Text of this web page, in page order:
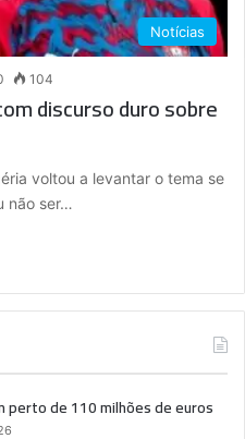
Notícias
104
discurso duro sobre
voltou a levantar o tema se
não ser…
perto de 110 milhões de euros